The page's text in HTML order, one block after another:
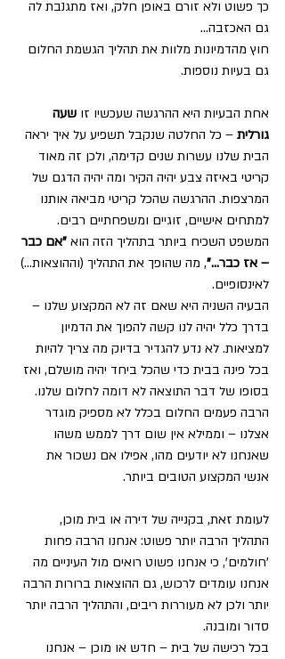
כך פשוט ולא זורם באופן חלק, ואז מתגנבת לה
גם האכזבה…
חוץ מהדמיונות מלוות את תהליך הגשמת החלום
גם בעיות נוספות.
אחת הבעיות היא ההרגשה שעכשיו זו שעה
גורלית – כל החלטה שנקבל תשפיע על איך יראה
הבית שלנו עשרות שנים קדימה, ולכן זה מאוד
קריטי באיזה צבע יהיה הקיר ומה יהיה הדגם של
המרצפות. ההרגשה שהכל קריטי מביאה אותנו
למתחים אישיים, זוגיים ומשפחתיים רבים.
המשפט השכיח ביותר בתהליך הזה הוא "אם כבר
– אז כבר…", מה שהופך את התהליך (וההוצאות…)
לאינסופיים.
הבעיה השניה היא שאם זה לא המקצוע שלנו –
בדרך כלל יהיה לנו קשה להפוך את הדמיון
למציאות. לא נדע להגדיר בדיוק מה צריך להיות
בכל פינה בבית כדי שהכל ביחד יהיה מושלם, ואז
בסופו של דבר התוצאה לא דומה לחלום שלנו.
הרבה פעמים החלום בכלל לא מספיק מוגדר
אצלנו – וממילא אין שום דרך לממש משהו
שאנחנו לא יודעים מהו, אפילו אם נשכור את
אנשי המקצוע הטובים ביותר.
לעומת זאת, בקנייה של דירה או בית מוכן,
התהליך הרבה יותר פשוט: אנחנו הרבה פחות
'חולמים', כי אנחנו פשוט רואים מול העיניים מה
אנחנו עומדים לרכוש, גם ההוצאות ברורות הרבה
יותר ולכן לא מעוררות ריבים, והתהליך הרבה יותר
סדור ומובנה.
בכל רכישה של בית – חדש או מוכן – אנחנו